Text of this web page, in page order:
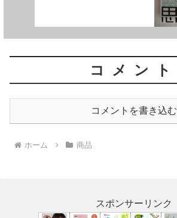
コメント
コメントを書き込む
ホーム 商品
スポンサーリンク